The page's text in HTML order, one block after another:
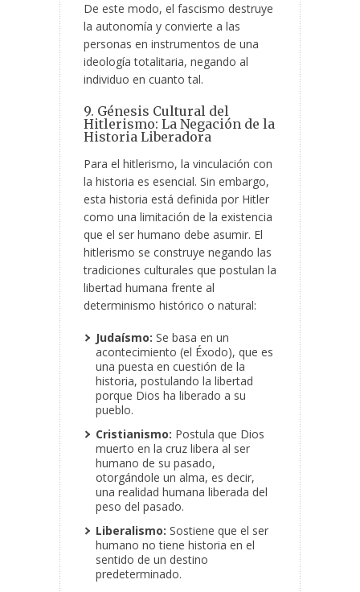
De este modo, el fascismo destruye
la autonomía y convierte a las
personas en instrumentos de una
ideología totalitaria, negando al
individuo en cuanto tal.
9. Génesis Cultural del
Hitlerismo: La Negación de la
Historia Liberadora
Para el hitlerismo, la vinculación con
la historia es esencial. Sin embargo,
esta historia está definida por Hitler
como una limitación de la existencia
que el ser humano debe asumir. El
hitlerismo se construye negando las
tradiciones culturales que postulan la
libertad humana frente al
determinismo histórico o natural:
Judaísmo: Se basa en un
acontecimiento (el Éxodo), que es
una puesta en cuestión de la
historia, postulando la libertad
porque Dios ha liberado a su
pueblo.
Cristianismo: Postula que Dios
muerto en la cruz libera al ser
humano de su pasado,
otorgándole un alma, es decir,
una realidad humana liberada del
peso del pasado.
Liberalismo: Sostiene que el ser
humano no tiene historia en el
sentido de un destino
predeterminado.